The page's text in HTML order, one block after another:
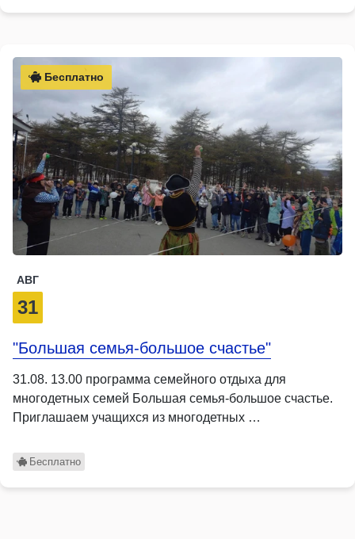
Бесплатно
АВГ
31
"Большая семья-большое счастье"
31.08. 13.00 программа семейного отдыха для
многодетных семей Большая семья-большое счастье.
Приглашаем учащихся из многодетных …
Бесплатно